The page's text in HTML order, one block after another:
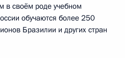
в своём роде учебном
обучаются более 250
Бразилии и других стран